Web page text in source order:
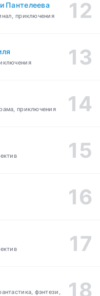
Пантелеева
приключения
приключения
фэнтези,